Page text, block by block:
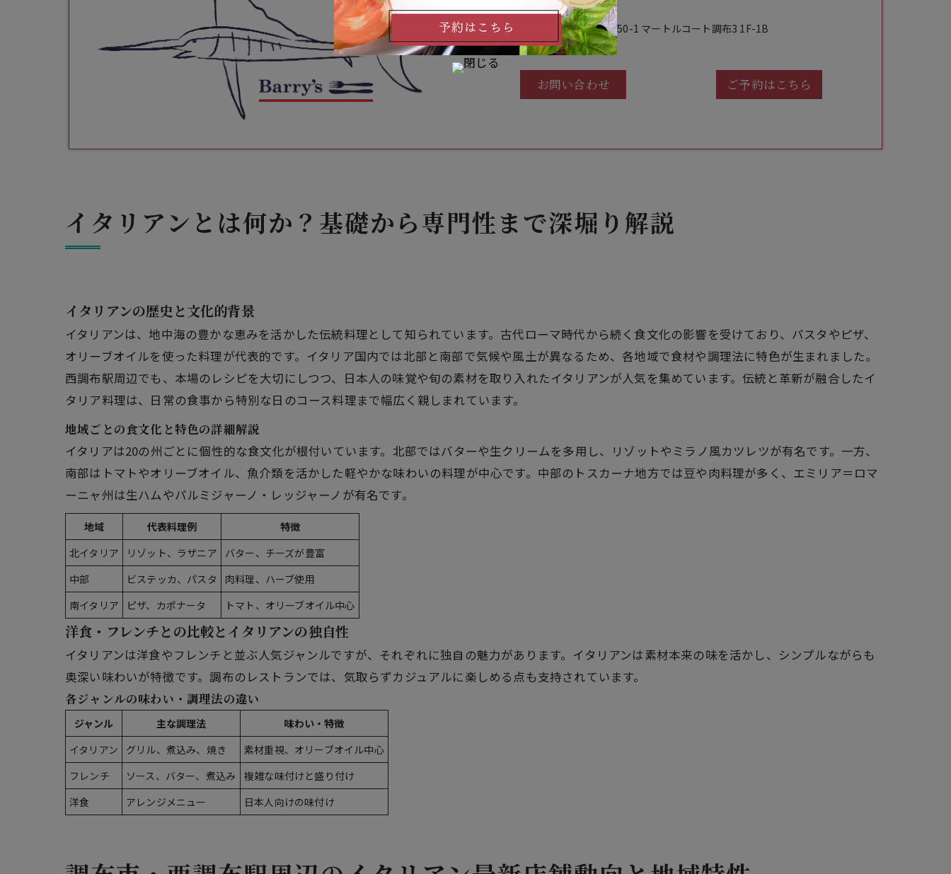
住所
〒182-0024
東京都調布市布田1丁目50-1 マートルコート調布3 1F-1B
電話 050-1807-6092
お問い合わせ ご予約はこちら
イタリアンとは何か？基礎から専門性まで深堀り解説
イタリアンの歴史と文化的背景
イタリアンは、地中海の豊かな恵みを活かした伝統料理として知られています。古代ローマ時代から続く食文化の影響を受けており、パスタやピザ、
オリーブオイルを使った料理が代表的です。イタリア国内では北部と南部で気候や風土が異なるため、各地域で食材や調理法に特色が生まれました。
西調布駅周辺でも、本場のレシピを大切にしつつ、日本人の味覚や旬の素材を取り入れたイタリアンが人気を集めています。伝統と革新が融合したイ
タリア料理は、日常の食事から特別な日のコース料理まで幅広く親しまれています。
地域ごとの食文化と特色の詳細解説
イタリアは20の州ごとに個性的な食文化が根付いています。北部ではバターや生クリームを多用し、リゾットやミラノ風カツレツが有名です。一方、
南部はトマトやオリーブオイル、魚介類を活かした軽やかな味わいの料理が中心です。中部のトスカーナ地方では豆や肉料理が多く、エミリア＝ロマ
ーニャ州は生ハムやパルミジャーノ・レッジャーノが有名です。
地域 代表料理例
特徴
北イタリア
リゾット、ラザニア
バター、チーズが豊富
中部
ビステッカ、パスタ
肉料理、ハーブ使用
南イタリア
ピザ、カポナータ トマト、オリーブオイル中心
洋食・フレンチとの比較とイタリアンの独自性
イタリアンは洋食やフレンチと並ぶ人気ジャンルですが、それぞれに独自の魅力があります。イタリアンは素材本来の味を活かし、シンプルながらも
奥深い味わいが特徴です。調布のレストランでは、気取らずカジュアルに楽しめる点も支持されています。
各ジャンルの味わい・調理法の違い
ジャンル 主な調理法
味わい・特徴
イタリアン
グリル、煮込み、焼き
素材重視、オリーブオイル中心
フレンチ
ソース、バター、煮込み
複雑な味付けと盛り付け
洋食
アレンジメニュー 日本人向けの味付け